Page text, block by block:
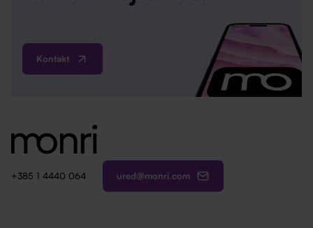
Kontakt
+385 1 4440 064 ured@monri.com